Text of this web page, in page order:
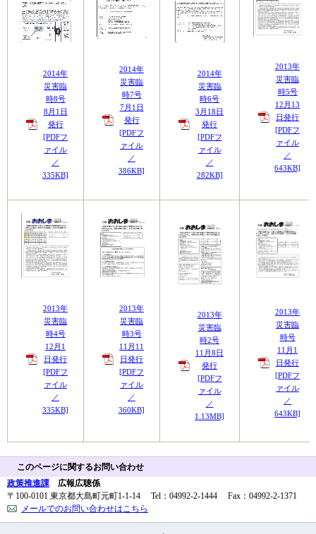
2014年
災害臨
時8号
8月1日
発行
[PDFフ
ァイル
／
335KB]
2014年
災害臨
時7号
7月1日
発行
[PDFフ
ァイル
／
386KB]
2014年
災害臨
時6号
3月18日
発行
[PDFフ
ァイル
／
282KB]
2013年
災害臨
時5号
12月13
日発行
[PDFフ
ァイル
／
643KB]
2013年
災害臨
時4号
12月1
日発行
[PDFフ
ァイル
／
335KB]
2013年
災害臨
時3号
11月11
日発行
[PDFフ
ァイル
／
360KB]
2013年
災害臨
時2号
11月8日
発行
[PDFフ
ァイル
／
1.13MB]
2013年
災害臨
時号
11月1
日発行
[PDFフ
ァイル
／
643KB]
このページに関するお問い合わせ
政策推進課 広報広聴係
〒100-0101 東京都大島町元町1-1-14 Tel：04992-2-1444 Fax：04992-2-1371
メールでのお問い合わせはこちら